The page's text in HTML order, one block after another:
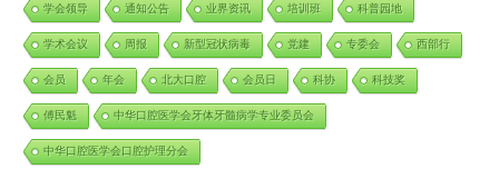
学会领导 通知公告 业界资讯 培训班 科普园地
学术会议 周报 新型冠状病毒 党建 专委会 西部行
会员 年会 北大口腔 会员日 科协 科技奖
傅民魁 中华口腔医学会牙体牙髓病学专业委员会
中华口腔医学会口腔护理分会